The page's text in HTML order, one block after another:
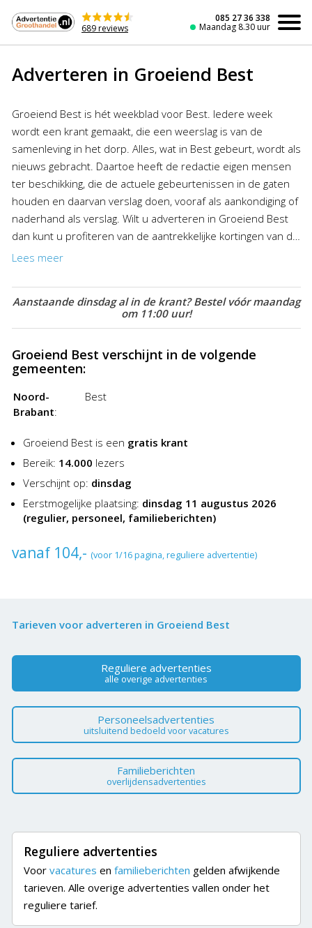
de
inhoud
689 reviews
085 27 36 338
Maandag 8.30 uur
Adverteren in Groeiend Best
Groeiend Best is hét weekblad voor Best. Iedere week
wordt een krant gemaakt, die een weerslag is van de
samenleving in het dorp. Alles, wat in Best gebeurt, wordt als
nieuws gebracht. Daartoe heeft de redactie eigen mensen
ter beschikking, die de actuele gebeurtenissen in de gaten
houden en daarvan verslag doen, vooraf als aankondiging of
naderhand als verslag. Wilt u adverteren in Groeiend Best
dan kunt u profiteren van de aantrekkelijke kortingen van de
Advertentiegroothandel. Het plaatsen van een advertentie
Lees meer
Aanstaande dinsdag al in de krant? Bestel vóór maandag
om 11:00 uur!
Groeiend Best verschijnt in de volgende
gemeenten:
Noord-
Brabant:
Best
Groeiend Best is een gratis krant
Bereik: 14.000 lezers
Verschijnt op: dinsdag
Eerstmogelijke plaatsing: dinsdag 11 augustus 2026
(regulier, personeel, familieberichten)
vanaf 104,- (voor 1/16 pagina, reguliere advertentie)
Tarieven voor adverteren in Groeiend Best
Reguliere advertenties
alle overige advertenties
Personeelsadvertenties
uitsluitend bedoeld voor vacatures
Familieberichten
overlijdensadvertenties
Reguliere advertenties
Voor vacatures en familieberichten gelden afwijkende
tarieven. Alle overige advertenties vallen onder het
reguliere tarief.